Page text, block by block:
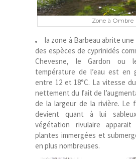
Zone à Ombre
la zone à Barbeau abrite
des espèces de cyprinidés
Chevesne, le Gardon ou
température de l’eau est en
entre 12 et 18°C. La vitesse
nettement du fait de
de la largeur de la rivière. Le
devient quant à lui
végétation rivulaire
plantes immergées et
en plus nombreuses.